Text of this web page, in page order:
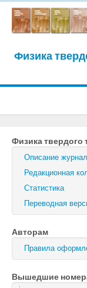
Физика
Журнал
Письма в
Физика
Физика и
Оптика и
Поиск
Войти
Физика твердого
Описание
Редакционная
Статистика
Переводная
Авторам
Правила
Вышедшие